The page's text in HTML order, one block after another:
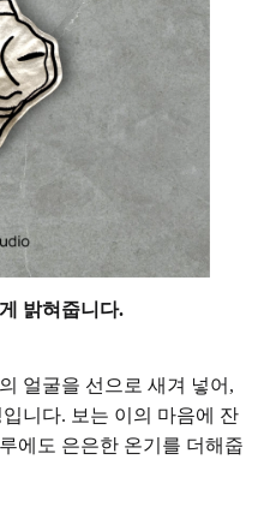
밝혀줍니다.
얼굴을 선으로 새겨 넣어,
니다. 보는 이의 마음에 잔
에도 은은한 온기를 더해줍